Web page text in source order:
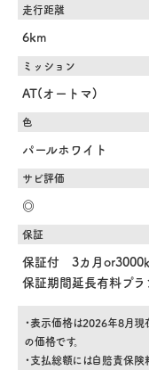
走行距離
6km
ミッション
AT(オートマ)
色
パールホワイト
サビ評価
◎
保証
保証付 3カ月or3000
保証期間延長有料プラ
・表示価格は2026年8月現
の価格です。
・支払総額には自賠責保険